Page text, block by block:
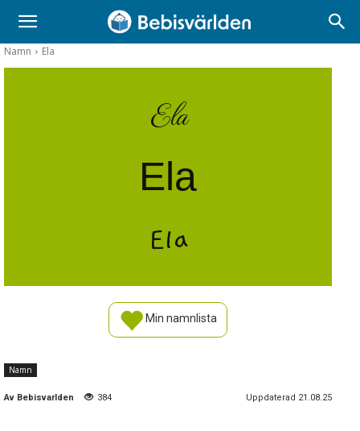
Namn Ela
Ela
Ela
Ela
Min namnlista
Namn
Av Bebisvarlden 384 Uppdaterad 21.08.25